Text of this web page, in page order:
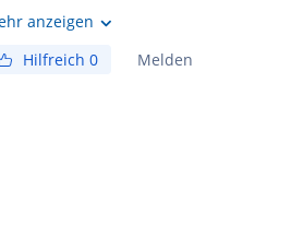
anzeigen
Hilfreich 0 Melden